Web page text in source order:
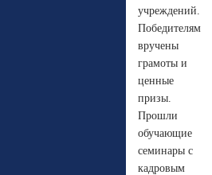
учреждений.
Победителям
вручены
грамоты и
ценные
призы.
Прошли
обучающие
семинары с
кадровым